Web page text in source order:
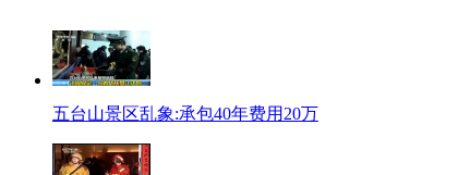
五台山景区乱象:承包40年费用20万